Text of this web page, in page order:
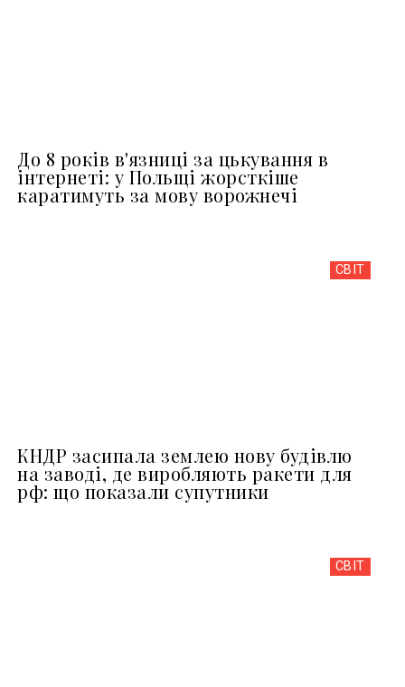
До 8 років в'язниці за цькування в
інтернеті: у Польщі жорсткіше
каратимуть за мову ворожнечі
СВІТ
КНДР засипала землею нову будівлю
на заводі, де виробляють ракети для
рф: що показали супутники
СВІТ